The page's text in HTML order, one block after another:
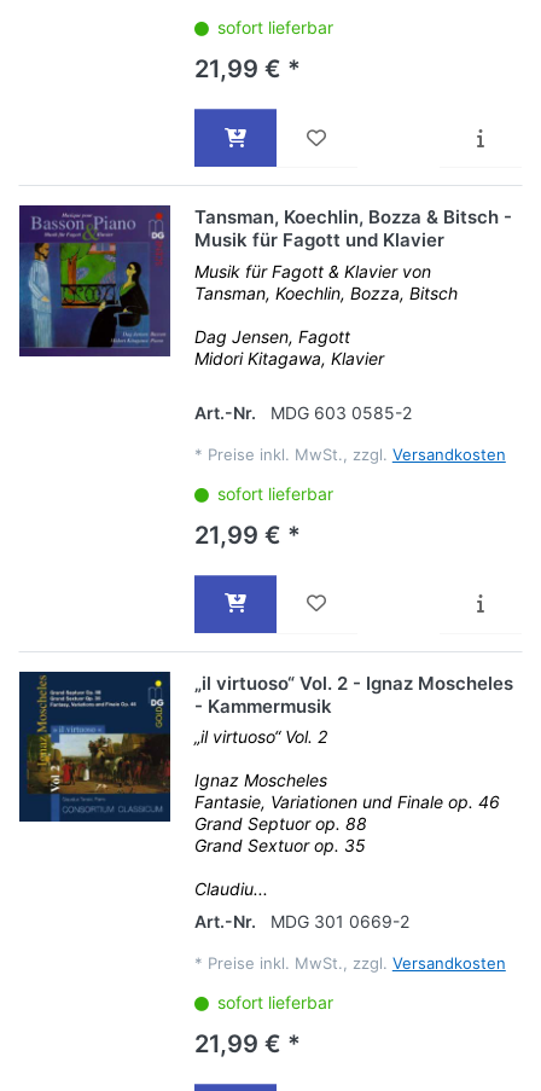
sofort lieferbar
21,99 € *
Tansman, Koechlin, Bozza & Bitsch -
Musik für Fagott und Klavier
Musik für Fagott & Klavier von
Tansman, Koechlin, Bozza, Bitsch
Dag Jensen, Fagott
Midori Kitagawa, Klavier
Art.-Nr. MDG 603 0585-2
* Preise inkl. MwSt., zzgl. Versandkosten
sofort lieferbar
21,99 € *
„il virtuoso“ Vol. 2 - Ignaz Moscheles
- Kammermusik
„il virtuoso“ Vol. 2
Ignaz Moscheles
Fantasie, Variationen und Finale op. 46
Grand Septuor op. 88
Grand Sextuor op. 35
Claudiu...
Art.-Nr.
MDG 301 0669-2
* Preise inkl. MwSt., zzgl. Versandkosten
sofort lieferbar
21,99 € *